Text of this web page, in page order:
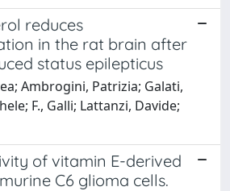
reduces
in the rat brain after
status epilepticus
Ambrogini, Patrizia; Galati,
F., Galli; Lattanzi, Davide;
of vitamin E-derived
C6 glioma cells.